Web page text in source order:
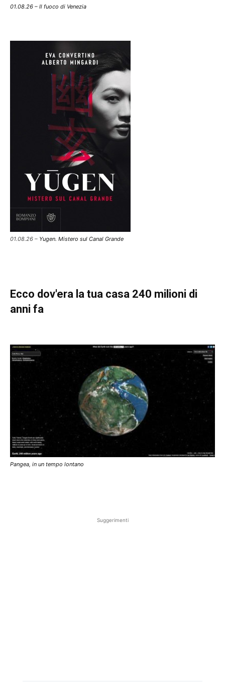
01.08.26 – Il fuoco di Venezia
01.08.26 – Yugen. Mistero sul Canal Grande
Ecco dov'era la tua casa 240 milioni di
anni fa
Pangea, in un tempo lontano
Suggerimenti